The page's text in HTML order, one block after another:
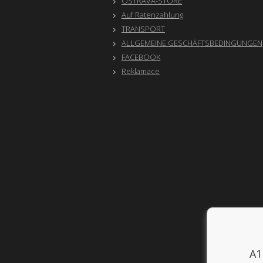
Auf Ratenzahlung
TRANSPORT
ALLGEMEINE GESCHÄFTSBEDINGUNGEN
FACEBOOK
Reklamace